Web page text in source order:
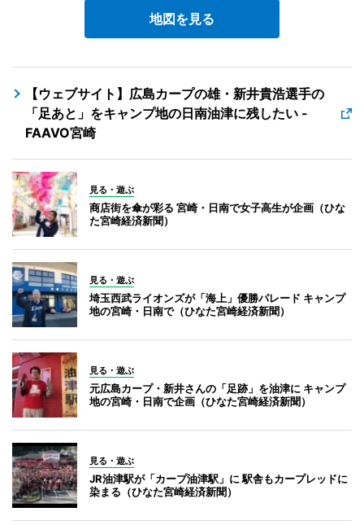
地図を見る
【ウェブサイト】広島カープの雄・新井貴浩選手の
「足あと」をキャンプ地の日南油津に残したい -
FAAVO宮崎
見る・遊ぶ
商店街を傘が彩る 宮崎・日南で女子高生が企画（ひな
た宮崎経済新聞）
見る・遊ぶ
埼玉西武ライオンズが「海上」優勝パレード キャンプ
地の宮崎・日南で（ひなた宮崎経済新聞）
見る・遊ぶ
元広島カープ・新井さんの「足跡」を油津に キャンプ
地の宮崎・日南で企画（ひなた宮崎経済新聞）
見る・遊ぶ
JR油津駅が「カープ油津駅」に 駅舎もカープレッドに
染まる（ひなた宮崎経済新聞）